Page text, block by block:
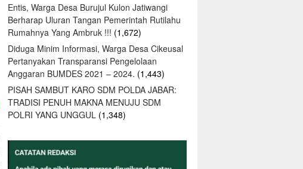
Entis, Warga Desa Burujul Kulon Jatiwangi
Berharap Uluran Tangan Pemerintah Rutilahu
Rumahnya Yang Ambruk !!! (1,672)
Diduga Minim Informasi, Warga Desa Cikeusal
Pertanyakan Transparansi Pengelolaan
Anggaran BUMDES 2021 – 2024. (1,443)
PISAH SAMBUT KARO SDM POLDA JABAR:
TRADISI PENUH MAKNA MENUJU SDM
POLRI YANG UNGGUL (1,348)